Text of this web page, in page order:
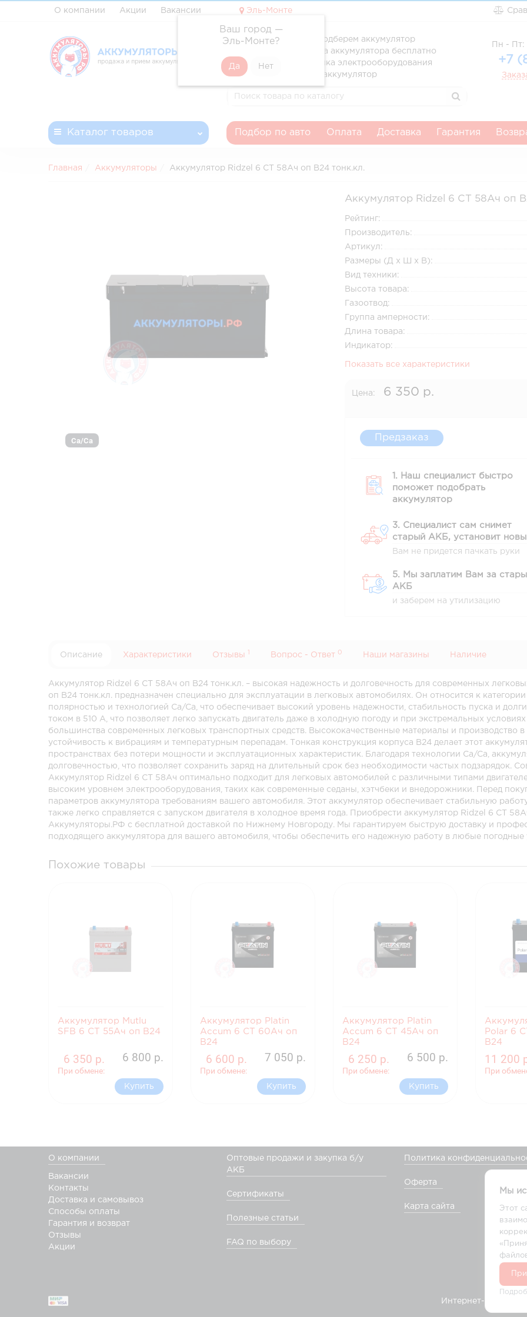
О компании Акции Вакансии Эль-Монте
Ваш город —
Эль-Монте?
✓ Профессионально подберем аккумулятор
✓ Доставка и установка аккумулятора бесплатно
✓ Бесплатня диагностика электрооборудования
✓ Заплатим за старый аккумулятор
Пн - Пт:
+7
Каталог товаров Подбор по авто Оплата Доставка Гарантия
Главная Аккумуляторы Аккумулятор Ridzel 6 СТ 58Ач оп B24 тонк.кл.
Ca/Ca
Аккумулятор Ridzel 6 СТ 58Ач оп
Рейтинг:
Производитель:
Артикул:
Размеры (Д x Ш x В):
Вид техники:
Высота товара:
Газоотвод:
Группа амперности:
Длина товара:
Индикатор:
Показать все характеристики
Цена: 6 350 р.
Предзаказ
1. Наш специалист быстро
поможет подобрать
аккумулятор
3. Специалист сам снимет
старый АКБ, установит
Вам не придется пачкать руки
5. Мы заплатим Вам за
АКБ
и заберем на утилизацию
Описание Характеристики Отзывы Вопрос - Ответ 0 Наши магазины Наличие
Аккумулятор Ridzel 6 СТ 58Ач оп B24 тонк.кл. – высокая надежность и долговечность для современных
оп B24 тонк.кл. предназначен специально для эксплуатации в легковых автомобилях. Он относится к
полярностью и технологией Ca/Ca, что обеспечивает высокий уровень надежности, стабильность пуска и
током в 510 А, что позволяет легко запускать двигатель даже в холодную погоду и при экстремальных
большинства современных легковых транспортных средств. Высококачественные материалы и производство
устойчивость к вибрациям и температурным перепадам. Тонкая конструкция корпуса B24 делает этот
пространствах без потери мощности и эксплуатационных характеристик. Благодаря технологии Ca/Ca,
долговечностью, что позволяет сохранить заряд на длительный срок без необходимости частых подзарядок.
Аккумулятор Ridzel 6 СТ 58Ач оптимально подходит для легковых автомобилей с различными типами
высоким уровнем электрооборудования, таких как современные седаны, хэтчбеки и внедорожники. Перед
параметров аккумулятора требованиям вашего автомобиля. Этот аккумулятор обеспечивает стабильную
также легко справляется с запуском двигателя в холодное время года. Приобрести аккумулятор Ridzel 6 СТ
Аккумуляторы.РФ с бесплатной доставкой по Нижнему Новгороду. Мы гарантируем быструю доставку и
подходящего аккумулятора для вашего автомобиля, чтобы обеспечить его надежную работу в любые погодные
Похожие товары
Аккумулятор Mutlu
SFB 6 СТ 55Ач оп B24
При обмене:
6 350 р. 6 800 р.
Купить
Аккумулятор Platin
Accum 6 СТ 60Ач оп
В24
При обмене:
6 600 р. 7 050 р.
Купить
Аккумулятор Platin
Accum 6 СТ 45Ач оп
B24
При обмене:
6 250 р. 6 500 р.
Купить
Polar 6
B24
При
11 200
О компании
Вакансии
Контакты
Доставка и самовывоз
Способы оплаты
Гарантия и возврат
Отзывы
Акции
Оптовые продажи и закупка б/у
АКБ
Сертификаты
Полезные статьи
FAQ по выбору
Политика
Оферта
Карта сайта
Интернет-магазин
Мы
Этот